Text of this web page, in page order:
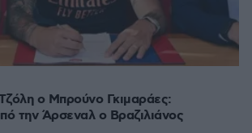
ο Μπρούνο Γκιμαράες:
την Άρσεναλ ο Βραζιλιάνος